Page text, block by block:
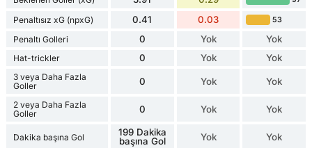
Penaltısız xG (npxG) 0.41 0.03 53
Penaltı Golleri 0 Yok Yok
Hat-trickler 0 Yok Yok
3 veya Daha Fazla
Goller
0 Yok Yok
2 veya Daha Fazla
Goller
0 Yok Yok
Dakika başına Gol
199 Dakika
başına Gol
Yok Yok